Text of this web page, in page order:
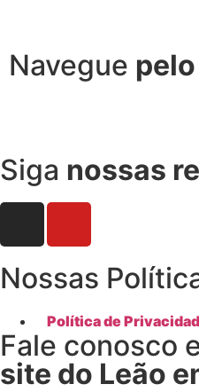
Navegue
Siga nossas
Nossas
Política de
Fale conosco
site do Leão